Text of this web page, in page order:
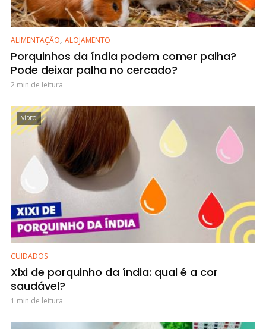
ALIMENTAÇÃO, ALOJAMENTO
Porquinhos da índia podem comer palha?
Pode deixar palha no cercado?
2 min de leitura
VÍDEO
CUIDADOS
Xixi de porquinho da índia: qual é a cor
saudável?
1 min de leitura